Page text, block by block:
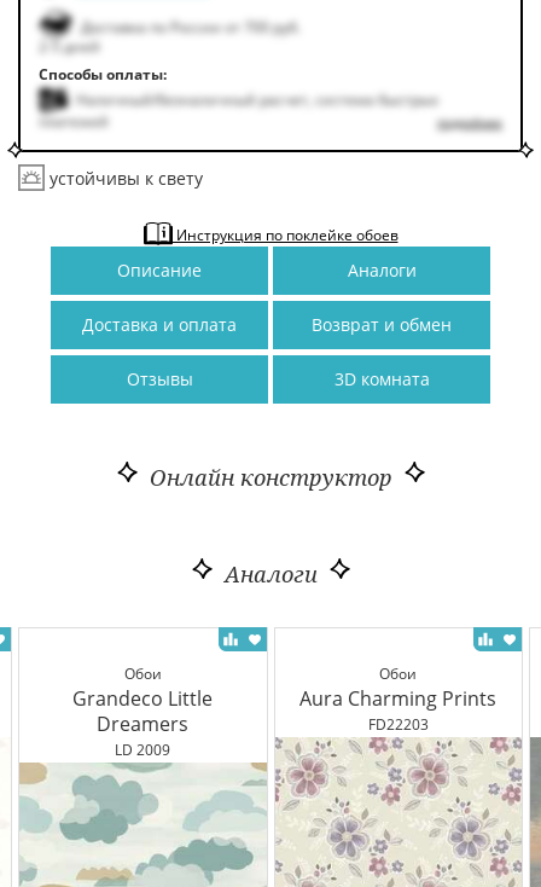
Доставка по России от 700 руб.
2-5 дней
Способы оплаты:
Наличный/безналичный расчет, система быстрых
платежей
подробнее
устойчивы к свету
Инструкция по поклейке обоев
Описание Аналоги
Доставка и оплата Возврат и обмен
Отзывы 3D комната
Онлайн конструктор
Аналоги
Обои
Grandeco Little
Dreamers
LD 2009
Обои
Aura Charming Prints
FD22203